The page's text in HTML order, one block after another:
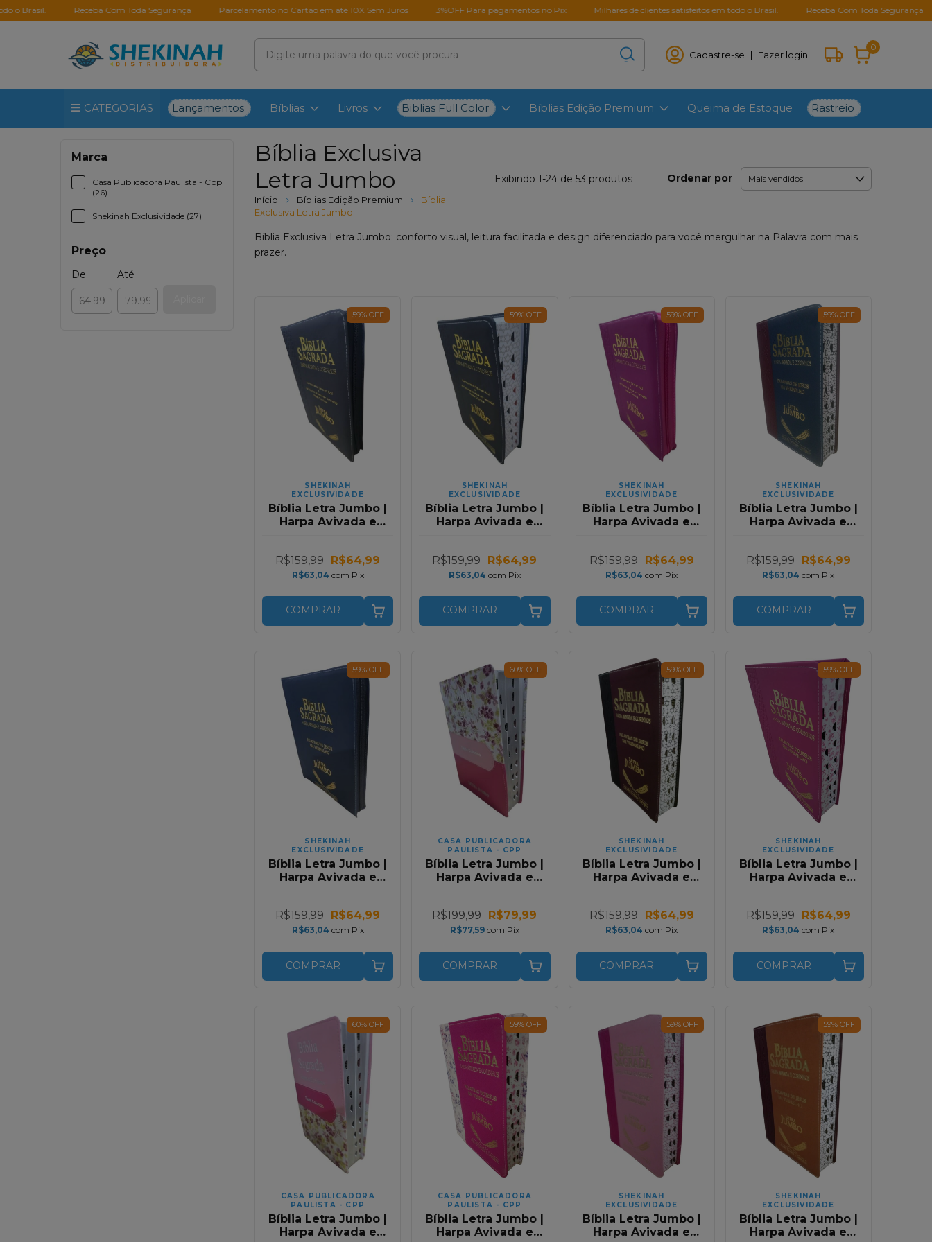
Receba Com Toda Segurança Parcelamento no Cartão em até 10X Sem Juros 3%OFF Para pagamentos no Pix Milhares de clientes satisfeitos em todo o Brasil. Receba Com Toda Segurança
Cadastre-se | Fazer login
0
CATEGORIAS Lançamentos Bíblias Livros Biblias Full Color Bíblias Edição Premium Queima de Estoque Rastreio
Marca
Casa Publicadora Paulista - Cpp
(26)
Shekinah Exclusividade (27)
Preço
De
Até
Bíblia Exclusiva
Letra Jumbo
Início Bíblias Edição Premium
Bíblia
Exclusiva Letra Jumbo
Exibindo 1-24 de 53 produtos Ordenar por
Bíblia Exclusiva Letra Jumbo: conforto visual, leitura facilitada e design diferenciado para você mergulhar na Palavra com mais
prazer.
59%OFF
SHEKINAH
EXCLUSIVIDADE
Bíblia Letra Jumbo |
Harpa Avivada e
R$159,99 R$64,99
R$63,04 com Pix
COMPRAR
59% OFF
SHEKINAH
EXCLUSIVIDADE
Bíblia Letra Jumbo |
Harpa Avivada e
R$159,99 R$64,99
R$63,04 com Pix
COMPRAR
59% OFF
SHEKINAH
EXCLUSIVIDADE
Bíblia Letra Jumbo |
Harpa Avivada e
R$159,99 R$64,99
R$63,04com Pix
COMPRAR
59% OFF
SHEKINAH
EXCLUSIVIDADE
Bíblia Letra Jumbo |
Harpa Avivada e
R$159,99 R$64,99
R$63,04com Pix
COMPRAR
59%OFF
SHEKINAH
EXCLUSIVIDADE
Bíblia Letra Jumbo |
Harpa Avivada e
R$159,99 R$64,99
R$63,04 com Pix
COMPRAR
60% OFF
CASA PUBLICADORA
PAULISTA - CPP
Bíblia Letra Jumbo |
Harpa Avivada e
Floral/Rosa Full
Color
R$199,99 R$79,99
R$77,59 com Pix
COMPRAR
59% OFF
SHEKINAH
EXCLUSIVIDADE
Bíblia Letra Jumbo |
Harpa Avivada e
R$159,99 R$64,99
R$63,04com Pix
COMPRAR
59% OFF
SHEKINAH
EXCLUSIVIDADE
Bíblia Letra Jumbo |
Harpa Avivada e
R$159,99 R$64,99
R$63,04com Pix
COMPRAR
60%OFF
CASA PUBLICADORA
PAULISTA - CPP
Bíblia Letra Jumbo |
Harpa Avivada e
59% OFF
CASA PUBLICADORA
PAULISTA - CPP
Bíblia Letra Jumbo |
Harpa Avivada e
59% OFF
SHEKINAH
EXCLUSIVIDADE
Bíblia Letra Jumbo |
Harpa Avivada e
59% OFF
SHEKINAH
EXCLUSIVIDADE
Bíblia Letra Jumbo |
Harpa Avivada e